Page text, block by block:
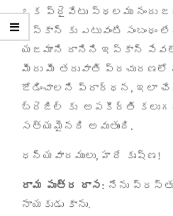
ఒక ప్రైవేటు స్థలము నందు
ఇస్కాన్ కు ఎటువంటి సంబంధం
యజమాని దానిని ఇస్కాన్ సేవలో
మీరు మీ తరువాతి ప్రచురణలో
జోడించాలని ప్రార్థన , ఇలా
బ్రెజిల్ కు
అపకీర్తి
సత్యమైనది అవుతుంది .
ధన్యవాదములు, హరే కృష్ణ!
రామ పుత్ర దాస: నేను
నాయకుడు కాను.